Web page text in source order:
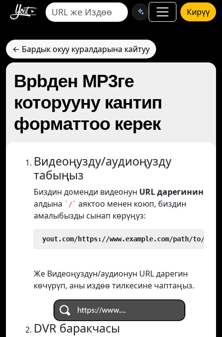
Кирүү
← Бардык окуу куралдарына кайтуу
Bpbден MP3ге
которууну кантип
форматтоо керек
Видеоңузду/аудиоңузду
табыңыз
Биздин доменди видеонун URL дарегинин
алдына `/` аяктоо менен коюп, биздин
амалыбызды сынап көрүңүз:
yout.com/https://www.example.com/path/to/
Же Видеоңуздун/аудионун URL дарегин
көчүрүп, аны издөө тилкесине чаптаңыз.
DVR баракчасы